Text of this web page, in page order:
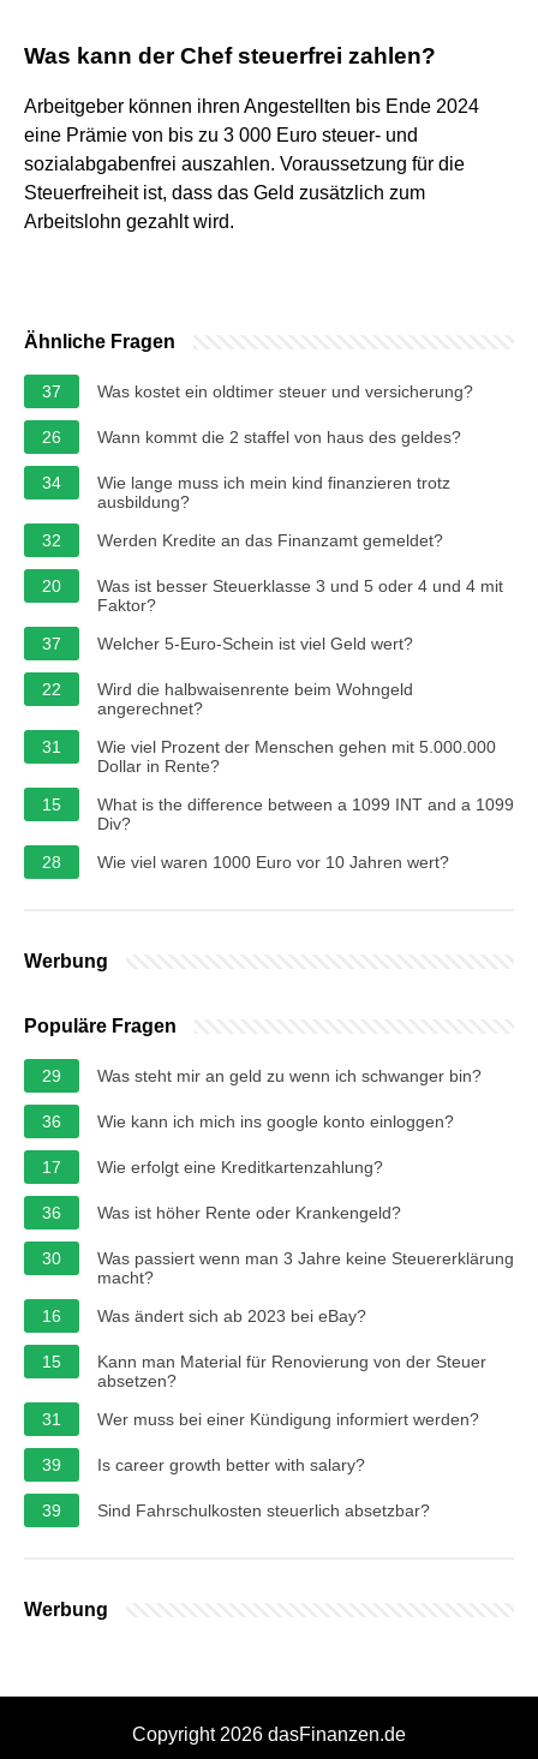
Was kann der Chef steuerfrei zahlen?
Arbeitgeber können ihren Angestellten bis Ende 2024
eine Prämie von bis zu 3 000 Euro steuer- und
sozialabgabenfrei auszahlen. Voraussetzung für die
Steuerfreiheit ist, dass das Geld zusätzlich zum
Arbeitslohn gezahlt wird.
Ähnliche Fragen
37 Was kostet ein oldtimer steuer und versicherung?
26 Wann kommt die 2 staffel von haus des geldes?
34
Wie lange muss ich mein kind finanzieren trotz
ausbildung?
32
Werden Kredite an das Finanzamt gemeldet?
20
Was ist besser Steuerklasse 3 und 5 oder 4 und 4 mit
Faktor?
37
Welcher 5-Euro-Schein ist viel Geld wert?
22
Wird die halbwaisenrente beim Wohngeld
angerechnet?
31
Wie viel Prozent der Menschen gehen mit 5.000.000
Dollar in Rente?
15
What is the difference between a 1099 INT and a 1099
Div?
28
Wie viel waren 1000 Euro vor 10 Jahren wert?
Werbung
Populäre Fragen
29 Was steht mir an geld zu wenn ich schwanger bin?
36 Wie kann ich mich ins google konto einloggen?
17 Wie erfolgt eine Kreditkartenzahlung?
36 Was ist höher Rente oder Krankengeld?
30
Was passiert wenn man 3 Jahre keine Steuererklärung
macht?
16
Was ändert sich ab 2023 bei eBay?
15
Kann man Material für Renovierung von der Steuer
absetzen?
31
Wer muss bei einer Kündigung informiert werden?
39 Is career growth better with salary?
39 Sind Fahrschulkosten steuerlich absetzbar?
Werbung
Copyright 2026 dasFinanzen.de